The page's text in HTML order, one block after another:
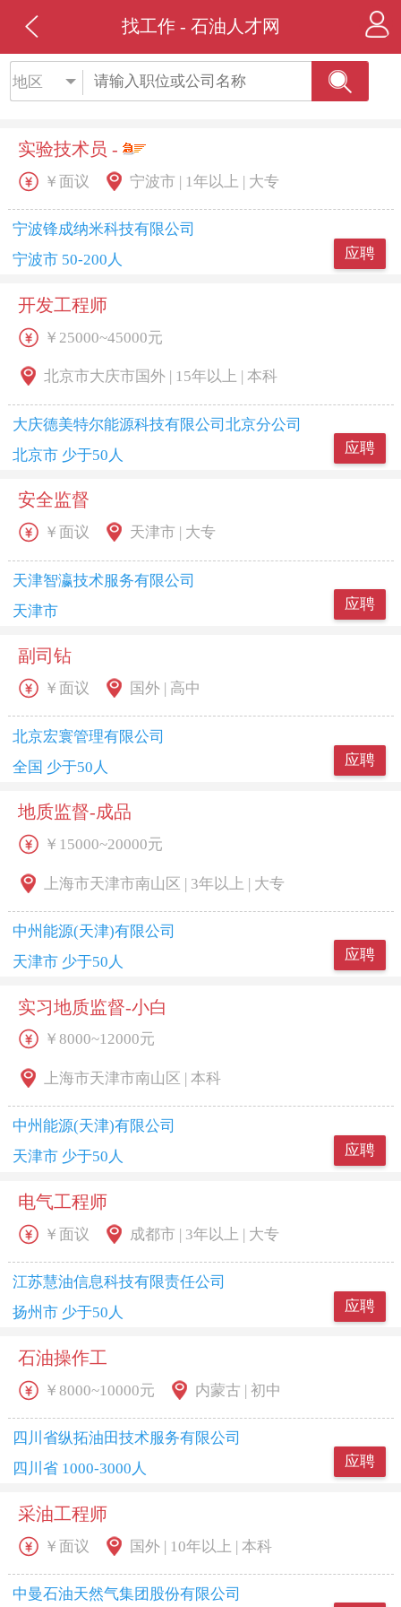
找工作 - 石油人才网
地区
实验技术员 -
应聘
￥面议 宁波市 | 1年以上 | 大专
宁波锋成纳米科技有限公司
宁波市 50-200人
开发工程师
应聘
￥25000~45000元
北京市大庆市国外 | 15年以上 | 本科
大庆德美特尔能源科技有限公司北京分公司
北京市 少于50人
安全监督
应聘
￥面议 天津市 | 大专
天津智瀛技术服务有限公司
天津市
副司钻
应聘
￥面议 国外 | 高中
北京宏寰管理有限公司
全国 少于50人
地质监督-成品
应聘
￥15000~20000元
上海市天津市南山区 | 3年以上 | 大专
中州能源(天津)有限公司
天津市 少于50人
实习地质监督-小白
应聘
￥8000~12000元
上海市天津市南山区 | 本科
中州能源(天津)有限公司
天津市 少于50人
电气工程师
应聘
￥面议 成都市 | 3年以上 | 大专
江苏慧油信息科技有限责任公司
扬州市 少于50人
石油操作工
应聘
￥8000~10000元 内蒙古 | 初中
四川省纵拓油田技术服务有限公司
四川省 1000-3000人
采油工程师
￥面议 国外 | 10年以上 | 本科
中曼石油天然气集团股份有限公司